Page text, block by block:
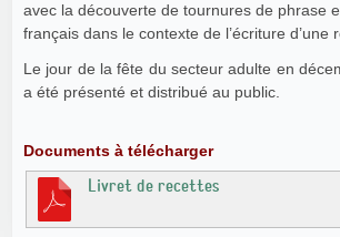
avec la découverte de tournures de phrase
français dans le contexte de l’écriture d’une
Le jour de la fête du secteur adulte en
a été présenté et distribué au public.
Documents à télécharger
Livret de recettes